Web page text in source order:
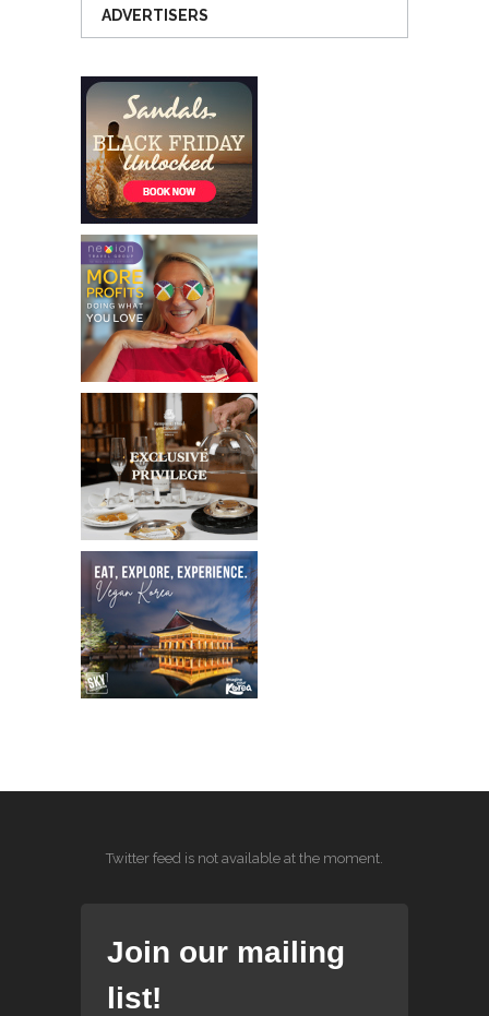
ADVERTISERS
Twitter feed is not available at the moment.
Join our mailing
list!